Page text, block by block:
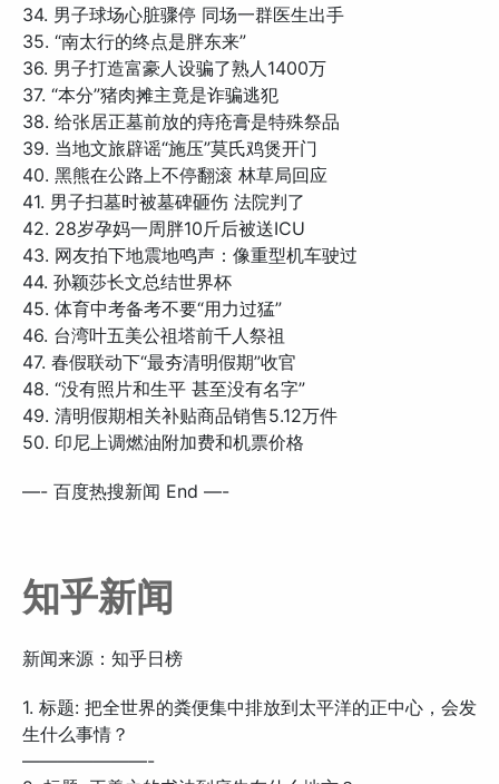
34. 男子球场心脏骤停 同场一群医生出手
35. “南太行的终点是胖东来”
36. 男子打造富豪人设骗了熟人1400万
37. “本分”猪肉摊主竟是诈骗逃犯
38. 给张居正墓前放的痔疮膏是特殊祭品
39. 当地文旅辟谣“施压”莫氏鸡煲开门
40. 黑熊在公路上不停翻滚 林草局回应
41. 男子扫墓时被墓碑砸伤 法院判了
42. 28岁孕妈一周胖10斤后被送ICU
43. 网友拍下地震地鸣声：像重型机车驶过
44. 孙颖莎长文总结世界杯
45. 体育中考备考不要“用力过猛”
46. 台湾叶五美公祖塔前千人祭祖
47. 春假联动下“最夯清明假期”收官
48. “没有照片和生平 甚至没有名字”
49. 清明假期相关补贴商品销售5.12万件
50. 印尼上调燃油附加费和机票价格
—- 百度热搜新闻 End —-
知乎新闻
新闻来源：知乎日榜
1. 标题: 把全世界的粪便集中排放到太平洋的正中心，会发
生什么事情？
———————-